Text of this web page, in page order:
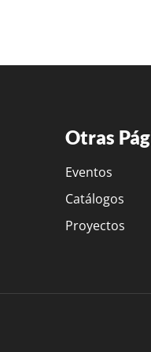
Otras
Eventos
Catálogos
Proyectos